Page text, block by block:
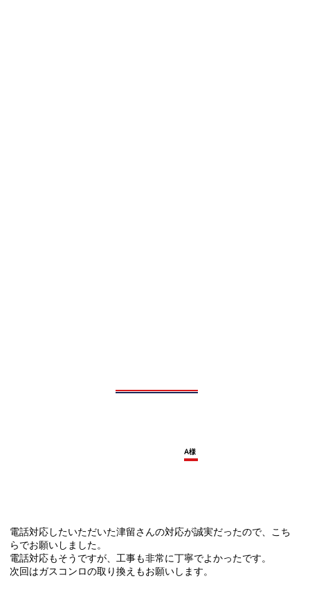
電話対応したいただいた津留さんの対応が誠実だったので、こち
らでお願いしました。
電話対応もそうですが、工事も非常に丁寧でよかったです。
次回はガスコンロの取り換えもお願いします。
A様